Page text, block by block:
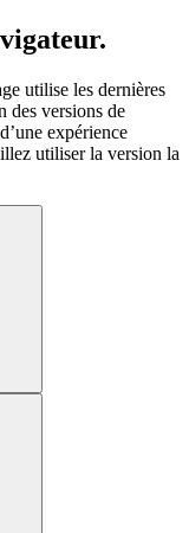
utilise les dernières
des versions de
expérience
utiliser la version la